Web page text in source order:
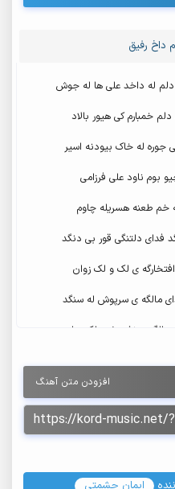
داخ رفیق
له داخد علی ها له جوش
خمبارم کی هیور بالاد
جوره له خاک بیودنه اسیر
بوم ناود علی فرزامی
خم طعنه هسریله چاوم
فدای دلتنگی قور بی دنگد
ی لک و لک زوان
مالگه ی سرپوش له سنگد
و نذرد شیر لک زوان
افزودن متن آهنگ
ایمان حشمتی